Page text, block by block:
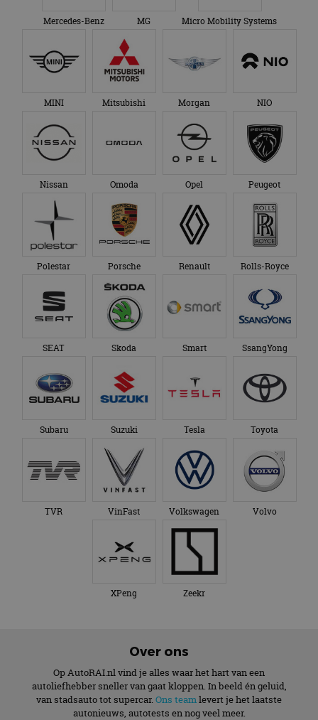
Mercedes-Benz MG Micro Mobility Systems
MINI Mitsubishi Morgan NIO
Nissan Omoda Opel Peugeot
Polestar Porsche Renault Rolls-Royce
SEAT Skoda Smart SsangYong
Subaru Suzuki Tesla Toyota
TVR VinFast Volkswagen Volvo
XPeng Zeekr
Over ons
Op AutoRAI.nl vind je alles waar het hart van een
autoliefhebber sneller van gaat kloppen. In beeld én geluid,
van stadsauto tot supercar. Ons teamlevert je het laatste
autonieuws, autotests en nog veel meer.